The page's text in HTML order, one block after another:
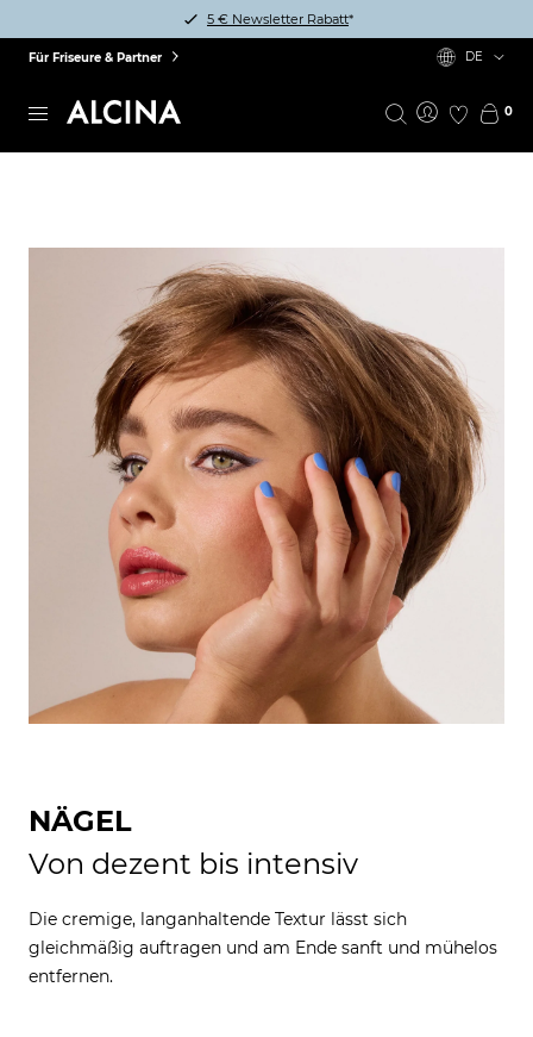
5 € Newsletter Rabatt*
Für Friseure & Partner DE
0
NÄGEL
Von dezent bis intensiv
Die cremige, langanhaltende Textur lässt sich
gleichmäßig auftragen und am Ende sanft und mühelos
entfernen.